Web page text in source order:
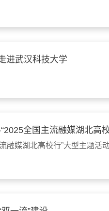
进武汉科技大学
全国主流融媒湖北高
媒湖北高校行”大型主题活